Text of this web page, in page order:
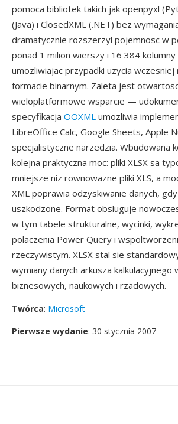
pomoca bibliotek takich jak openpyxl
(Java) i ClosedXML (.NET) bez
dramatycznie rozszerzyl pojemnosc w
ponad 1 milion wierszy i 16 384 kolumny
umozliwiajac przypadki uzycia
formacie binarnym. Zaleta jest
wieloplatformowe wsparcie —
specyfikacja OOXML umozliwia
LibreOffice Calc, Google Sheets, Apple
specjalistyczne narzedzia. Wbudowana
kolejna praktyczna moc: pliki XLSX sa
mniejsze niz rownowazne pliki XLS, a
XML poprawia odzyskiwanie danych,
uszkodzone. Format obsluguje
w tym tabele strukturalne, wycinki,
polaczenia Power Query i
rzeczywistym. XLSX stal sie
wymiany danych arkusza kalkulacyjnego
biznesowych, naukowych i rzadowych.
Twórca: Microsoft
Pierwsze wydanie: 30 stycznia 2007